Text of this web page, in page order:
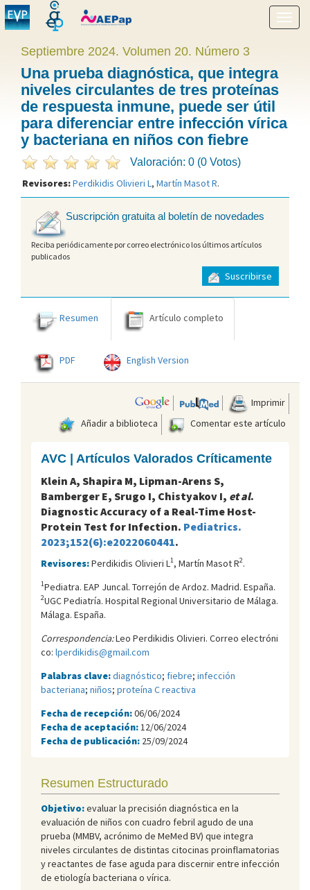
menú
Septiembre 2024. Volumen 20. Número 3
Una prueba diagnóstica, que integra
niveles circulantes de tres proteínas
de respuesta inmune, puede ser útil
para diferenciar entre infección vírica
y bacteriana en niños con fiebre
Valoración: 0 (0 Votos)
Revisores:Perdikidis Olivieri L, Martín Masot R.
Suscripción gratuita al boletín de novedades
Reciba periódicamente por correo electrónico los últimos artículos
publicados
Suscribirse
Resumen Artículo completo
PDF English Version
Imprimir
Añadir a biblioteca
Comentar este artículo
AVC | Artículos Valorados Críticamente
Klein A, Shapira M, Lipman-Arens S,
Bamberger E, Srugo I, Chistyakov I, et al.
Diagnostic Accuracy of a Real-Time Host-
Protein Test for Infection. Pediatrics.
2023;152(6):e2022060441.
Revisores:Perdikidis Olivieri L 1, Martín Masot R2.
1Pediatra. EAP Juncal. Torrejón de Ardoz. Madrid. España.
2UGC Pediatría. Hospital Regional Universitario de Málaga.
Málaga. España.
Correspondencia:Leo Perdikidis Olivieri. Correo electróni
co: lperdikidis@gmail.com
Palabras clave:diagnóstico; fiebre; infección
bacteriana; niños; proteína C reactiva
Fecha de recepción:06/06/2024
Fecha de aceptación: 12/06/2024
Fecha de publicación: 25/09/2024
Resumen Estructurado
Objetivo:evaluar la precisión diagnóstica en la
evaluación de niños con cuadro febril agudo de una
prueba (MMBV, acrónimo de MeMed BV) que integra
niveles circulantes de distintas citocinas proinflamatorias
y reactantes de fase aguda para discernir entre infección
de etiología bacteriana o vírica.